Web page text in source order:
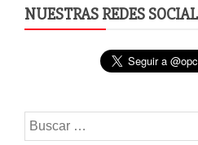
NUESTRAS REDES
Buscar: